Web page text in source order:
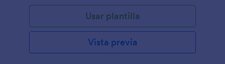
Usar plantilla
Vista previa